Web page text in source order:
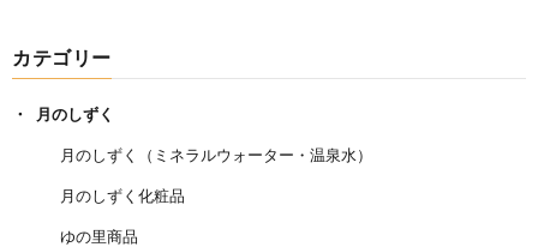
カテゴリー
月のしずく
月のしずく（ミネラルウォーター・温泉水）
月のしずく化粧品
ゆの里商品